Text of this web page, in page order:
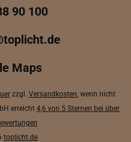
90 100
Maps
zzgl. Versandkosten, wenn nicht
erreicht 4,6 von 5 Sternen bei über
toplicht.de